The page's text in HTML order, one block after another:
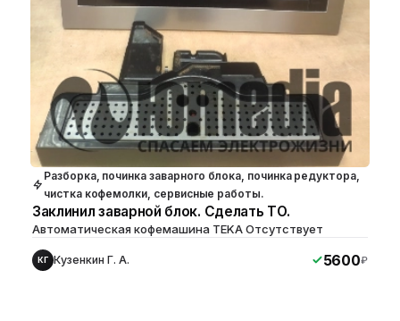
Разборка, починка заварного блока, починка редуктора,
чистка кофемолки, сервисные работы.
Заклинил заварной блок. Сделать ТО.
Автоматическая кофемашина TEKA Отсутствует
КГ Кузенкин Г. А. 5600₽